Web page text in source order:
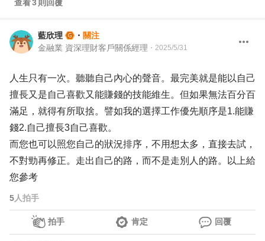
查看3則回覆
藍欣理 ・ 關注
金融業 資深理財客戶關係經理 ・ 2025/5/31
人生只有一次。聽聽自己內心的聲音。最完美就是能以自己
擅長又是自己喜歡又能賺錢的技能維生。但如果無法百分百
滿足，就得有所取捨。譬如我的選擇工作優先順序是1.能賺
錢2.自己擅長3自己喜歡。
而您也可以照您自己的狀況排序，不用想太多，直接去試，
不對勁再修正。走出自己的路，而不是走別人的路。以上給
您參考
5人拍手
拍手 肯定 回覆